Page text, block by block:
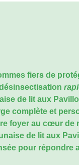
fiers de
de lit aux
complète et
foyer au cœur de
de lit aux
pour répondre